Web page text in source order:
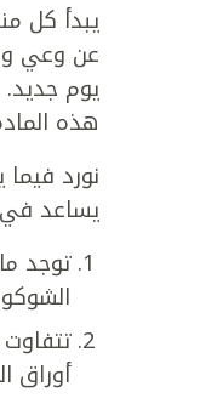
يبدأ كل
عن وعي
يوم
هذه
نورد
يساعد في
توجد
أوراق